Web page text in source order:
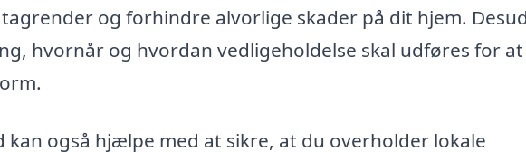
og forhindre alvorlige skader på dit hjem.
hvornår og hvordan vedligeholdelse skal udføres for at
kan også hjælpe med at sikre, at du overholder lokale